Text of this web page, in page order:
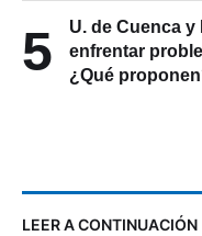
5
U. de Cuenca y
enfrentar
¿Qué
LEER A CONTINUACIÓN